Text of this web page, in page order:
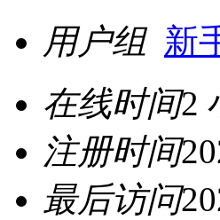
用户组 新
在线时间2
注册时间
最后访问